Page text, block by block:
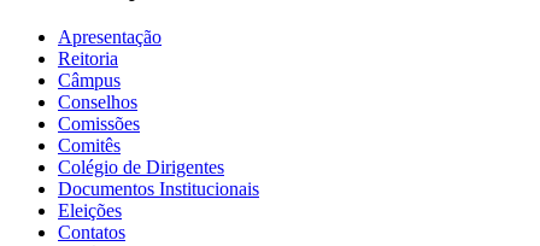
Apresentação
Reitoria
Câmpus
Conselhos
Comissões
Comitês
Colégio de Dirigentes
Documentos Institucionais
Eleições
Contatos